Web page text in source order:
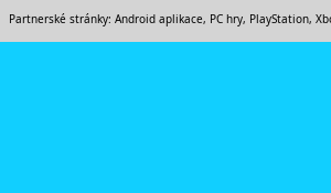
Partnerské stránky: Android aplikace, PC hry, PlayStation,